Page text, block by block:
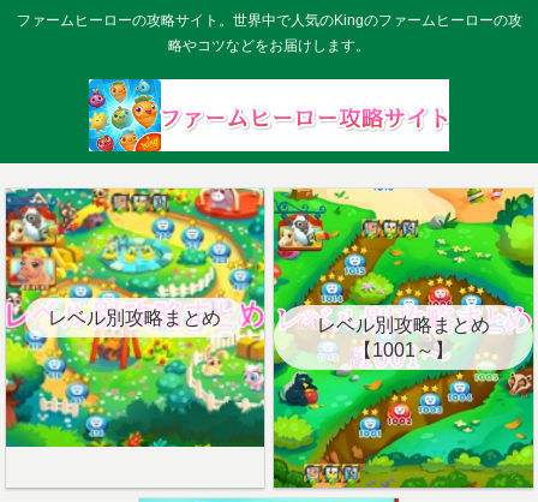
ファームヒーローの攻略サイト。世界中で人気のKingのファームヒーローの攻
略やコツなどをお届けします。
レベル別攻略まとめ
レベル別攻略まとめ
【1001～】